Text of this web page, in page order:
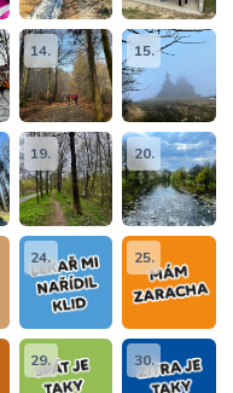
14. 15.
19. 20.
24. 25.
29. 30.